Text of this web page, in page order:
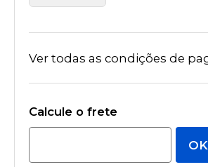
Ver todas as condições de